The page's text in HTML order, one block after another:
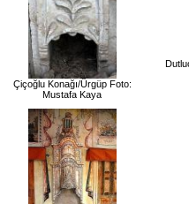
Çiçoğlu Konağı/Ürgüp Foto:
Mustafa Kaya